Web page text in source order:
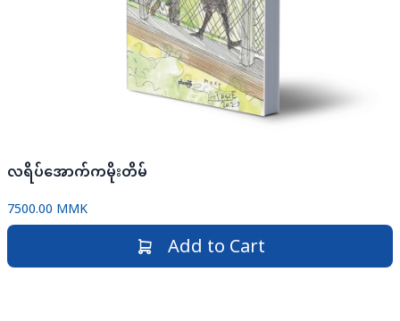
လရိပ်အောက်ကမိုးတိမ်
7500.00 MMK
Add to Cart